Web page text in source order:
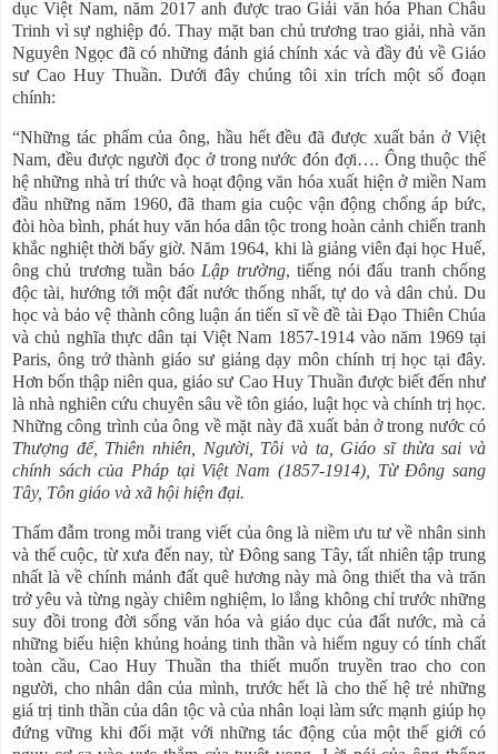
dục Việt Nam, năm 2017 anh được trao Giải văn hóa Phan Châu
Trinh vì sự nghiệp đó. Thay mặt ban chủ trương trao giải, nhà văn
Nguyên Ngọc đã có những đánh giá chính xác và đầy đủ về Giáo
sư Cao Huy Thuần. Dưới đây chúng tôi xin trích một số đoạn
chính:
“Những tác phẩm của ông, hầu hết đều đã được xuất bản ở Việt
Nam, đều được người đọc ở trong nước đón đợi…. Ông thuộc thế
hệ những nhà trí thức và hoạt động văn hóa xuất hiện ở miền Nam
đầu những năm 1960, đã tham gia cuộc vận động chống áp bức,
đòi hòa bình, phát huy văn hóa dân tộc trong hoàn cảnh chiến tranh
khắc nghiệt thời bấy giờ. Năm 1964, khi là giảng viên đại học Huế,
ông chủ trương tuần báo Lập trường, tiếng nói đấu tranh chống
độc tài, hướng tới một đất nước thống nhất, tự do và dân chủ. Du
học và bảo vệ thành công luận án tiến sĩ về đề tài Đạo Thiên Chúa
và chủ nghĩa thực dân tại Việt Nam 1857-1914 vào năm 1969 tại
Paris, ông trở thành giáo sư giảng dạy môn chính trị học tại đây.
Hơn bốn thập niên qua, giáo sư Cao Huy Thuần được biết đến như
là nhà nghiên cứu chuyên sâu về tôn giáo, luật học và chính trị học.
Những công trình của ông về mặt này đã xuất bản ở trong nước có
Thượng đế, Thiên nhiên, Người, Tôi và ta, Giáo sĩ thừa sai và
chính sách của Pháp tại Việt Nam (1857-1914), Từ Đông sang
Tây, Tôn giáo và xã hội hiện đại.
Thấm đẫm trong mỗi trang viết của ông là niềm ưu tư về nhân sinh
và thế cuộc, từ xưa đến nay, từ Đông sang Tây, tất nhiên tập trung
nhất là về chính mảnh đất quê hương này mà ông thiết tha và trăn
trở yêu và từng ngày chiêm nghiệm, lo lắng không chỉ trước những
suy đồi trong đời sống văn hóa và giáo dục của đất nước, mà cả
những biểu hiện khủng hoảng tinh thần và hiểm nguy có tính chất
toàn cầu, Cao Huy Thuần tha thiết muốn truyền trao cho con
người, cho nhân dân của mình, trước hết là cho thế hệ trẻ những
giá trị tinh thần của dân tộc và của nhân loại làm sức mạnh giúp họ
đứng vững khi đối mặt với những tác động của một thế giới có